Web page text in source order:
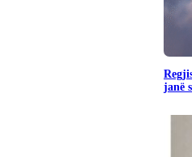
janë